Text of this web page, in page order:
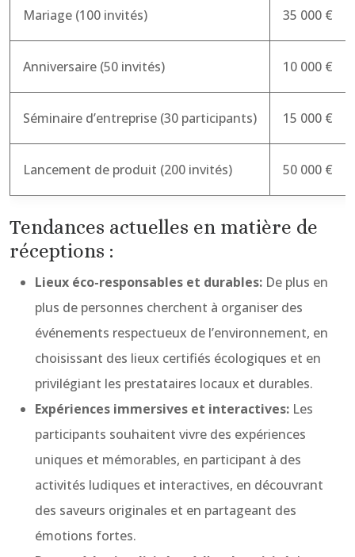
Mariage (100 invités) 35 000 €
Anniversaire (50 invités) 10 000 €
Séminaire d’entreprise (30 participants) 15 000 €
Lancement de produit (200 invités) 50 000 €
Tendances actuelles en matière de
réceptions :
Lieux éco-responsables et durables: De plus en
plus de personnes cherchent à organiser des
événements respectueux de l’environnement, en
choisissant des lieux certifiés écologiques et en
privilégiant les prestataires locaux et durables.
Expériences immersives et interactives: Les
participants souhaitent vivre des expériences
uniques et mémorables, en participant à des
activités ludiques et interactives, en découvrant
des saveurs originales et en partageant des
émotions fortes.